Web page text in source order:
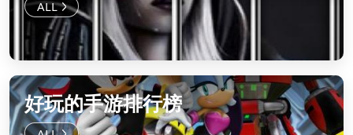
好玩的手游排行榜